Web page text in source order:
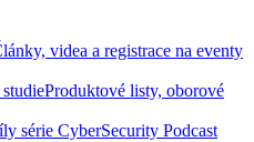
videa a registrace na eventy
Produktové listy, oborové
série CyberSecurity Podcast